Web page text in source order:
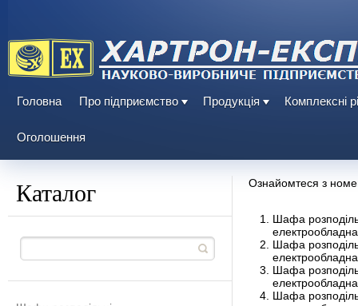
Головна Про підприємство Продукція Комплексні
Оголошення
Каталог Ознайомтеся з
Шафа
Шафа
Шафа
Шафа